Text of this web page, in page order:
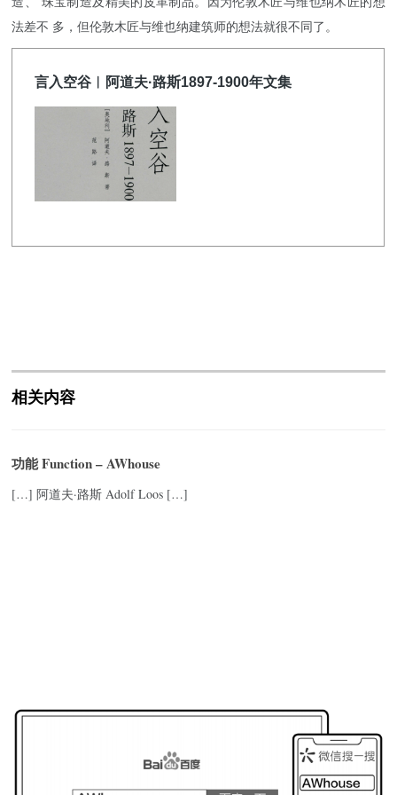
法差不 多，但伦敦木匠与维也纳建筑师的想法就很不同了。
相关内容
功能 Function – AWhouse
[…] 阿道夫·路斯 Adolf Loos […]